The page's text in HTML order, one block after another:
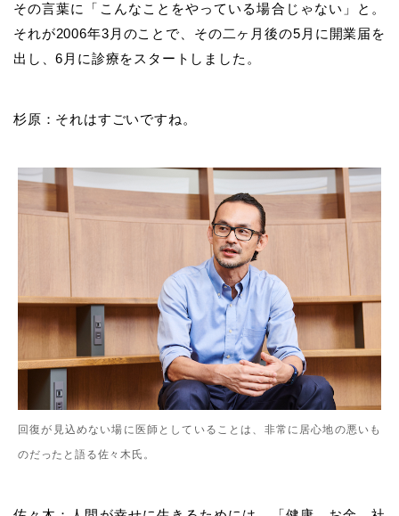
その言葉に「こんなことをやっている場合じゃない」と。
それが2006年3月のことで、その二ヶ月後の5月に開業届を
出し、6月に診療をスタートしました。
杉原：それはすごいですね。
回復が見込めない場に医師としていることは、非常に居心地の悪いも
のだったと語る佐々木氏。